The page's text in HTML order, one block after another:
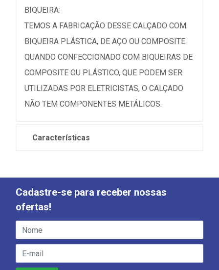
BIQUEIRA:
TEMOS A FABRICAÇÃO DESSE CALÇADO COM
BIQUEIRA PLÁSTICA, DE AÇO OU COMPOSITE.
QUANDO CONFECCIONADO COM BIQUEIRAS DE
COMPOSITE OU PLÁSTICO, QUE PODEM SER
UTILIZADAS POR ELETRICISTAS, O CALÇADO
NÃO TEM COMPONENTES METÁLICOS.
Características
Cadastre-se para receber nossas
ofertas!